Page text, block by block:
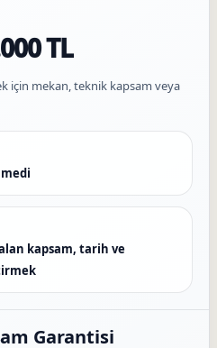
TL
için mekan, teknik kapsam veya
kapsam, tarih ve
Garantisi